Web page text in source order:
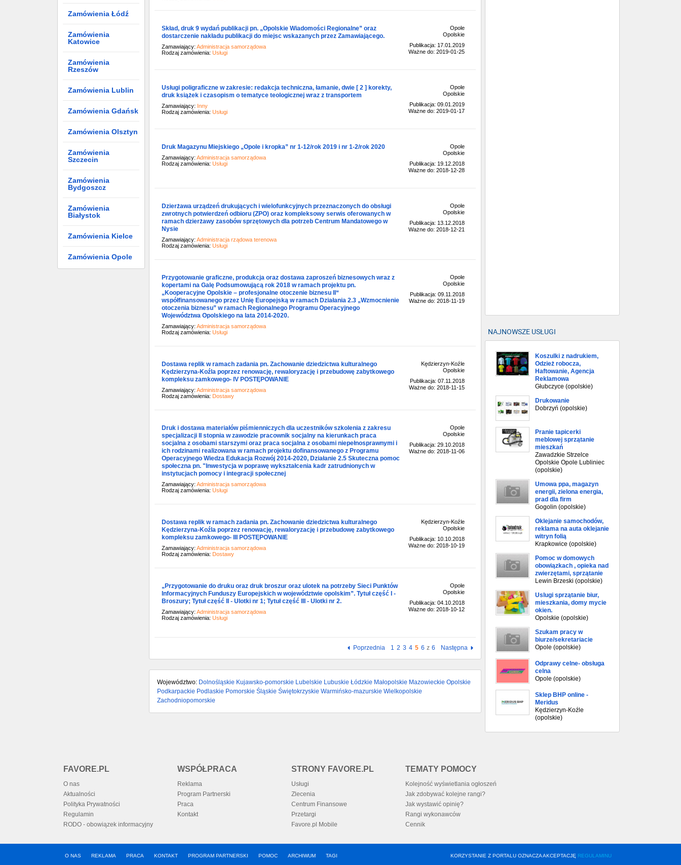
Zamówienia Łódź
Zamówienia
Katowice
Zamówienia
Rzeszów
Zamówienia Lublin
Zamówienia Gdańsk
Zamówienia Olsztyn
Zamówienia
Szczecin
Zamówienia
Bydgoszcz
Zamówienia
Białystok
Zamówienia Kielce
Zamówienia Opole
Skład, druk 9 wydań publikacji pn. „Opolskie Wiadomości Regionalne” oraz
dostarczenie nakładu publikacji do miejsc wskazanych przez Zamawiającego.
Zamawiający: Administracja samorządowa
Rodzaj zamówienia: Usługi
Opole
Opolskie
Publikacja: 17.01.2019
Ważne do: 2019-01-25
Usługi poligraficzne w zakresie: redakcja techniczna, łamanie, dwie [ 2 ] korekty,
druk książek i czasopism o tematyce teologicznej wraz z transportem
Zamawiający: Inny
Rodzaj zamówienia: Usługi
Opole
Opolskie
Publikacja: 09.01.2019
Ważne do: 2019-01-17
Druk Magazynu Miejskiego „Opole i kropka” nr 1-12/rok 2019 i nr 1-2/rok 2020
Zamawiający: Administracja samorządowa
Rodzaj zamówienia: Usługi
Opole
Opolskie
Publikacja: 19.12.2018
Ważne do: 2018-12-28
Dzierżawa urządzeń drukujących i wielofunkcyjnych przeznaczonych do obsługi
zwrotnych potwierdzeń odbioru (ZPO) oraz kompleksowy serwis oferowanych w
ramach dzierżawy zasobów sprzętowych dla potrzeb Centrum Mandatowego w
Nysie
Zamawiający: Administracja rządowa terenowa
Rodzaj zamówienia: Usługi
Opole
Opolskie
Publikacja: 13.12.2018
Ważne do: 2018-12-21
Przygotowanie graficzne, produkcja oraz dostawa zaproszeń biznesowych wraz z
kopertami na Galę Podsumowującą rok 2018 w ramach projektu pn.
„Kooperacyjne Opolskie – profesjonalne otoczenie biznesu II“
współfinansowanego przez Unię Europejską w ramach Działania 2.3 „Wzmocnienie
otoczenia biznesu” w ramach Regionalnego Programu Operacyjnego
Województwa Opolskiego na lata 2014-2020.
Zamawiający: Administracja samorządowa
Rodzaj zamówienia: Usługi
Opole
Opolskie
Publikacja: 09.11.2018
Ważne do: 2018-11-19
Dostawa replik w ramach zadania pn. Zachowanie dziedzictwa kulturalnego
Kędzierzyna-Koźla poprzez renowację, rewaloryzację i przebudowę zabytkowego
kompleksu zamkowego- IV POSTĘPOWANIE
Zamawiający: Administracja samorządowa
Rodzaj zamówienia: Dostawy
Kędzierzyn-Koźle
Opolskie
Publikacja: 07.11.2018
Ważne do: 2018-11-15
Druk i dostawa materiałów piśmienniczych dla uczestników szkolenia z zakresu
specjalizacji II stopnia w zawodzie pracownik socjalny na kierunkach praca
socjalna z osobami starszymi oraz praca socjalna z osobami niepełnosprawnymi i
ich rodzinami realizowana w ramach projektu dofinansowanego z Programu
Operacyjnego Wiedza Edukacja Rozwój 2014-2020, Działanie 2.5 Skuteczna pomoc
społeczna pn. "Inwestycja w poprawę wykształcenia kadr zatrudnionych w
instytucjach pomocy i integracji społecznej
Zamawiający: Administracja samorządowa
Rodzaj zamówienia: Usługi
Opole
Opolskie
Publikacja: 29.10.2018
Ważne do: 2018-11-06
Dostawa replik w ramach zadania pn. Zachowanie dziedzictwa kulturalnego
Kędzierzyna-Koźla poprzez renowację, rewaloryzację i przebudowę zabytkowego
kompleksu zamkowego- III POSTĘPOWANIE
Zamawiający: Administracja samorządowa
Rodzaj zamówienia: Dostawy
Kędzierzyn-Koźle
Opolskie
Publikacja: 10.10.2018
Ważne do: 2018-10-19
„Przygotowanie do druku oraz druk broszur oraz ulotek na potrzeby Sieci Punktów
Informacyjnych Funduszy Europejskich w województwie opolskim”. Tytuł część I -
Broszury; Tytuł część II - Ulotki nr 1; Tytuł część III - Ulotki nr 2.
Zamawiający: Administracja samorządowa
Rodzaj zamówienia: Usługi
Opole
Opolskie
Publikacja: 04.10.2018
Ważne do: 2018-10-12
Poprzednia 1 2 3 4 5 6 z 6 Następna
Województwo: Dolnośląskie Kujawsko-pomorskie Lubelskie Lubuskie Łódzkie Małopolskie Mazowieckie Opolskie
Podkarpackie Podlaskie Pomorskie Śląskie Świętokrzyskie Warmińsko-mazurskie Wielkopolskie
Zachodniopomorskie
NAJNOWSZE USŁUGI
Koszulki z nadrukiem,
Odzież robocza,
Haftowanie, Agencja
Reklamowa
Głubczyce (opolskie)
Drukowanie
Dobrzyń (opolskie)
Pranie tapicerki
meblowej sprzątanie
mieszkań
Zawadzkie Strzelce
Opolskie Opole Lubliniec
(opolskie)
Umowa ppa, magazyn
energii, zielona energia,
prad dla firm
Gogolin (opolskie)
Oklejanie samochodów,
reklama na auta oklejanie
witryn folią
Krapkowice (opolskie)
Pomoc w domowych
obowiązkach , opieka nad
zwierzętami, sprzątanie
Lewin Brzeski (opolskie)
Uslugi sprzątanie biur,
mieszkania, domy mycie
okien.
Opolskie (opolskie)
Szukam pracy w
biurze/sekretariacie
Opole (opolskie)
Odprawy celne- obsługa
celna
Opole (opolskie)
Sklep BHP online -
Meridus
Kędzierzyn-Koźle
(opolskie)
FAVORE.PL
O nas
Aktualności
Polityka Prywatności
Regulamin
RODO - obowiązek informacyjny
WSPÓŁPRACA
Reklama
Program Partnerski
Praca
Kontakt
STRONY FAVORE.PL
Usługi
Zlecenia
Centrum Finansowe
Przetargi
Favore.pl Mobile
TEMATY POMOCY
Kolejność wyświetlania ogłoszeń
Jak zdobywać kolejne rangi?
Jak wystawić opinię?
Rangi wykonawców
Cennik
O NAS REKLAMA PRACA KONTAKT PROGRAM PARTNERSKI POMOC ARCHIWUM TAGI KORZYSTANIE Z PORTALU OZNACZA AKCEPTACJĘ REGULAMINU